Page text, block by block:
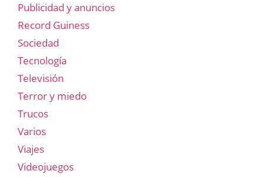
Publicidad y anuncios
Record Guiness
Sociedad
Tecnología
Televisión
Terror y miedo
Trucos
Varios
Viajes
Videojuegos